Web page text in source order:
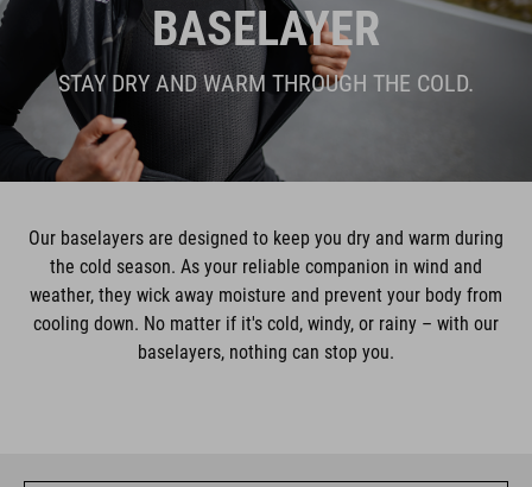
BASELAYER
STAY DRY AND WARM THROUGH THE COLD.
Our baselayers are designed to keep you dry and warm during
the cold season. As your reliable companion in wind and
weather, they wick away moisture and prevent your body from
cooling down. No matter if it's cold, windy, or rainy – with our
baselayers, nothing can stop you.